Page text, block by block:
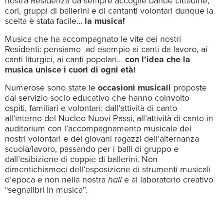
cori, gruppi di ballerini e di cantanti volontari dunque la
scelta è stata facile… la musica!
Musica che ha accompagnato le vite dei nostri
Residenti: pensiamo ad esempio ai canti da lavoro, ai
canti liturgici, ai canti popolari… con l’idea che la
musica unisce i cuori di ogni età!
Numerose sono state le occasioni musicali proposte
dal servizio socio educativo che hanno coinvolto
ospiti, familiari e volontari: dall’attività di canto
all’interno del Nucleo Nuovi Passi, all’attività di canto in
auditorium con l’accompagnamento musicale dei
nostri volontari e dei giovani ragazzi dell’alternanza
scuola/lavoro, passando per i balli di gruppo e
dall’esibizione di coppie di ballerini. Non
dimentichiamoci dell’esposizione di strumenti musicali
d’epoca e non nella nostra hall e al laboratorio creativo
“segnalibri in musica”.